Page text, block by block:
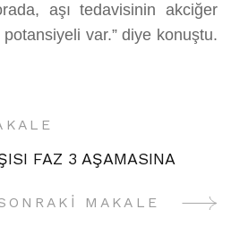
aşı tedavisinin akciğer
var.” diye konuştu.
FAZ 3 AŞAMASINA
MAKALE